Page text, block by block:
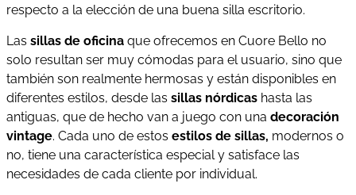
respecto a la elección de una buena silla escritorio.
Las sillas de oficina que ofrecemos en Cuore Bello no
solo resultan ser muy cómodas para el usuario, sino que
también son realmente hermosas y están disponibles en
diferentes estilos, desde las sillas nórdicas hasta las
antiguas, que de hecho van a juego con una decoración
vintage. Cada uno de estos estilos de sillas, modernos o
no, tiene una característica especial y satisface las
necesidades de cada cliente por individual.